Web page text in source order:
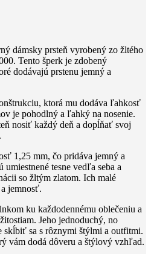
dámsky prsteň vyrobený zo žltého
Tento šperk je zdobený
dodávajú prstenu jemný a
ktorá mu dodáva ľahkosť
je pohodlný a ľahký na nosenie.
nosiť každý deň a dopĺňať svoj
1,25 mm, čo pridáva jemný a
tesne vedľa seba a
so žltým zlatom. Ich malé
jemnosť.
ku každodennému oblečeniu a
Jeho jednoduchý, no
skĺbiť sa s rôznymi štýlmi a outfitmi.
vám dodá dôveru a štýlový vzhľad.